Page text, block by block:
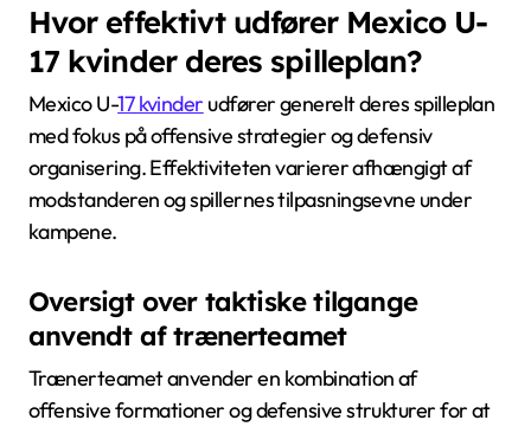
Hvor effektivt udfører Mexico U-
17 kvinder deres spilleplan?
Mexico U-17 kvinder udfører generelt deres spilleplan
med fokus på offensive strategier og defensiv
organisering. Effektiviteten varierer afhængigt af
modstanderen og spillernes tilpasningsevne under
kampene.
Oversigt over taktiske tilgange
anvendt af trænerteamet
Trænerteamet anvender en kombination af
offensive formationer og defensive strukturer for at